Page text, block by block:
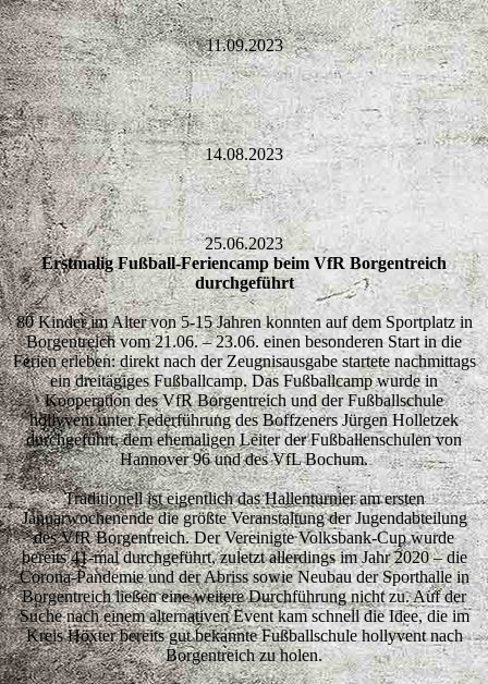
11.09.2023
14.08.2023
25.06.2023
Erstmalig Fußball-Feriencamp beim VfR Borgentreich
durchgeführt
80 Kinder im Alter von 5-15 Jahren konnten auf dem Sportplatz in
Borgentreich vom 21.06. – 23.06. einen besonderen Start in die
Ferien erleben: direkt nach der Zeugnisausgabe startete nachmittags
ein dreitägiges Fußballcamp. Das Fußballcamp wurde in
Kooperation des VfR Borgentreich und der Fußballschule
hollyvent unter Federführung des Boffzeners Jürgen Holletzek
durchgeführt, dem ehemaligen Leiter der Fußballenschulen von
Hannover 96 und des VfL Bochum.
Traditionell ist eigentlich das Hallenturnier am ersten
Januarwochenende die größte Veranstaltung der Jugendabteilung
des VfR Borgentreich. Der Vereinigte Volksbank-Cup wurde
bereits 41-mal durchgeführt, zuletzt allerdings im Jahr 2020 – die
Corona-Pandemie und der Abriss sowie Neubau der Sporthalle in
Borgentreich ließen eine weitere Durchführung nicht zu. Auf der
Suche nach einem alternativen Event kam schnell die Idee, die im
Kreis Höxter bereits gut bekannte Fußballschule hollyvent nach
Borgentreich zu holen.